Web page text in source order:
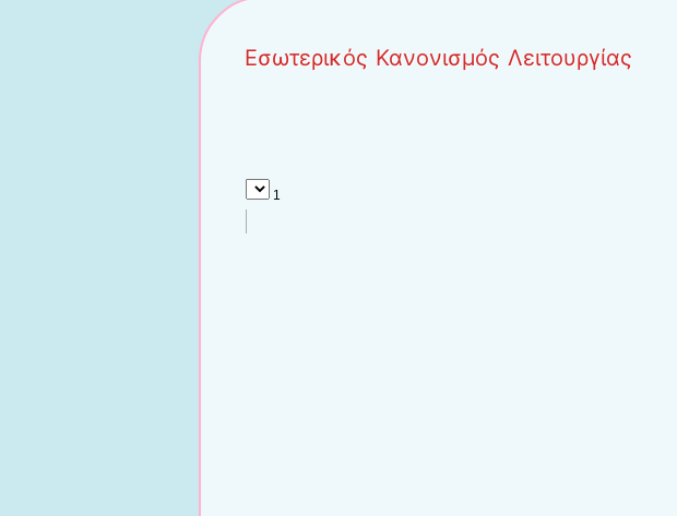
Εσωτερικός Κανονισμός Λειτουργίας